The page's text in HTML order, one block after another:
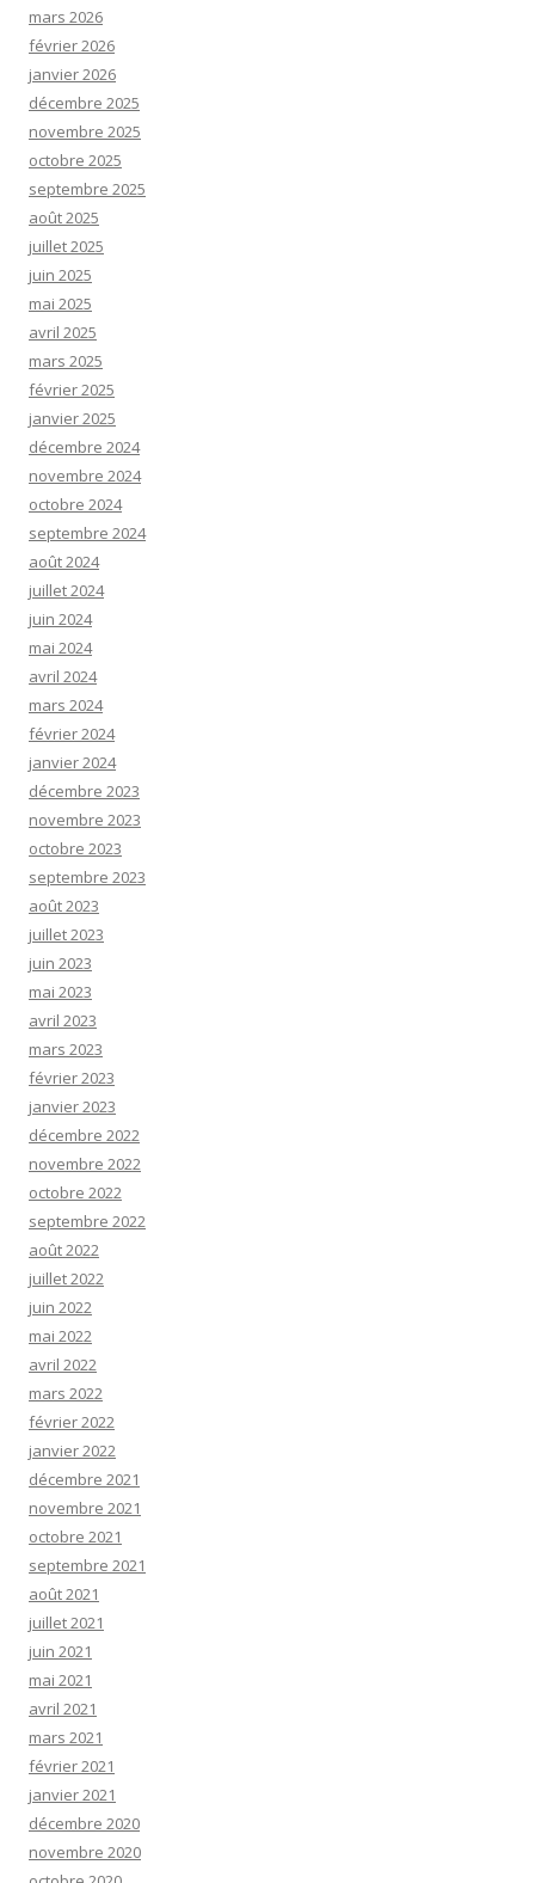
mars 2026
février 2026
janvier 2026
décembre 2025
novembre 2025
octobre 2025
septembre 2025
août 2025
juillet 2025
juin 2025
mai 2025
avril 2025
mars 2025
février 2025
janvier 2025
décembre 2024
novembre 2024
octobre 2024
septembre 2024
août 2024
juillet 2024
juin 2024
mai 2024
avril 2024
mars 2024
février 2024
janvier 2024
décembre 2023
novembre 2023
octobre 2023
septembre 2023
août 2023
juillet 2023
juin 2023
mai 2023
avril 2023
mars 2023
février 2023
janvier 2023
décembre 2022
novembre 2022
octobre 2022
septembre 2022
août 2022
juillet 2022
juin 2022
mai 2022
avril 2022
mars 2022
février 2022
janvier 2022
décembre 2021
novembre 2021
octobre 2021
septembre 2021
août 2021
juillet 2021
juin 2021
mai 2021
avril 2021
mars 2021
février 2021
janvier 2021
décembre 2020
novembre 2020